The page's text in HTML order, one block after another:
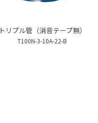
トリプル管（消音テープ無）
T100N-3-10A-22-B